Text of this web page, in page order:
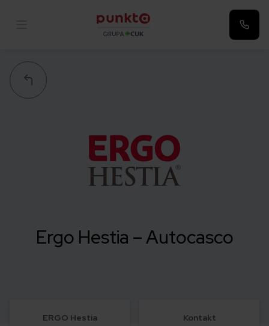
Ergo Hestia – Autocasco
ERGO Hestia Kontakt